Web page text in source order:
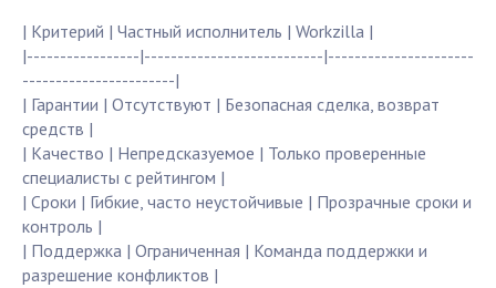
| Критерий | Частный исполнитель | Workzilla |
|-----------------|---------------------------|----------------------
-----------------------|
| Гарантии | Отсутствуют | Безопасная сделка, возврат
средств |
| Качество | Непредсказуемое | Только проверенные
специалисты с рейтингом |
| Сроки | Гибкие, часто неустойчивые | Прозрачные сроки и
контроль |
| Поддержка | Ограниченная | Команда поддержки и
разрешение конфликтов |